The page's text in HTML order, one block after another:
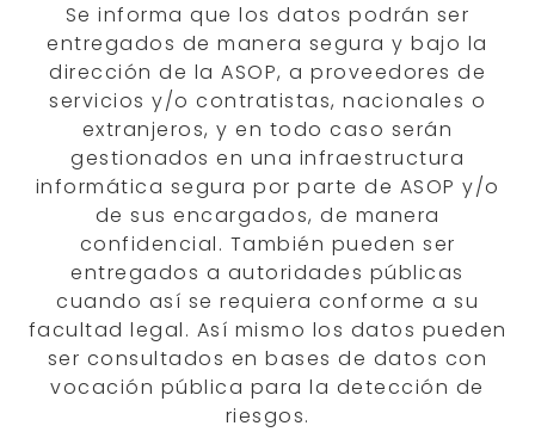
Se informa que los datos podrán ser
entregados de manera segura y bajo la
dirección de la ASOP, a proveedores de
servicios y/o contratistas, nacionales o
extranjeros, y en todo caso serán
gestionados en una infraestructura
informática segura por parte de ASOP y/o
de sus encargados, de manera
confidencial. También pueden ser
entregados a autoridades públicas
cuando así se requiera conforme a su
facultad legal. Así mismo los datos pueden
ser consultados en bases de datos con
vocación pública para la detección de
riesgos.